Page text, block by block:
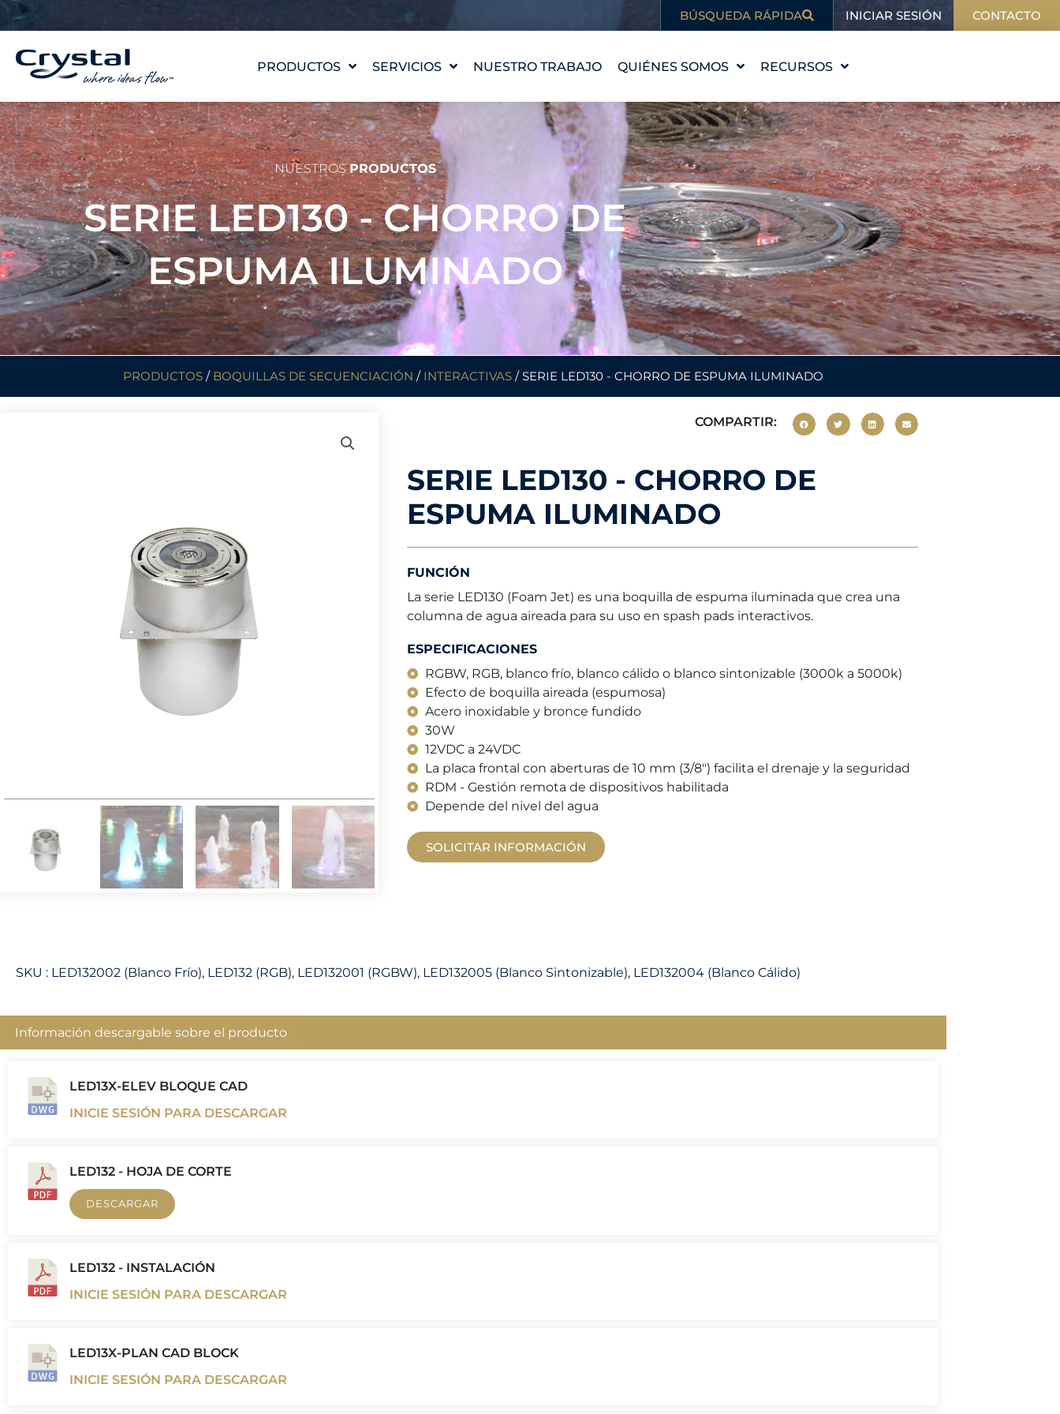
contenido
al
contenido
BÚSQUEDA RÁPIDA INICIAR SESIÓN CONTACTO
PRODUCTOS SERVICIOS
DISEÑO DE FUENTES
WATERLAB™
PRODUCTOS Y
ASISTENCIA TÉCNICA
NUESTRO TRABAJO QUIÉNES SOMOS
NUESTRA HISTORIA
NUESTROS VALORES
CONOCE AL EQUIPO
CARRERAS
PROFESIONALES
RECURSOS
EDUCACIÓN
BLOG
EN LAS NOTICIAS
NUESTROSPRODUCTOS
SERIE LED130 - CHORRO DE
ESPUMA ILUMINADO
PRODUCTOS / BOQUILLAS DE SECUENCIACIÓN / INTERACTIVAS / SERIE LED130 - CHORRO DE ESPUMA ILUMINADO
COMPARTIR:
SERIE LED130 - CHORRO DE
ESPUMA ILUMINADO
FUNCIÓN
La serie LED130 (Foam Jet) es una boquilla de espuma iluminada que crea una
columna de agua aireada para su uso en spash pads interactivos.
ESPECIFICACIONES
RGBW, RGB, blanco frío, blanco cálido o blanco sintonizable (3000k a 5000k)
Efecto de boquilla aireada (espumosa)
Acero inoxidable y bronce fundido
30W
12VDC a 24VDC
La placa frontal con aberturas de 10 mm (3/8") facilita el drenaje y la seguridad
RDM - Gestión remota de dispositivos habilitada
Depende del nivel del agua
SOLICITAR INFORMACIÓN
SKU : LED132002 (Blanco Frío), LED132 (RGB), LED132001 (RGBW), LED132005 (Blanco Sintonizable), LED132004 (Blanco Cálido)
Información descargable sobre el producto
LED13X-ELEV BLOQUE CAD
INICIE SESIÓN PARA DESCARGAR
LED132 - HOJA DE CORTE
DESCARGAR
LED132 - INSTALACIÓN
INICIE SESIÓN PARA DESCARGAR
LED13X-PLAN CAD BLOCK
INICIE SESIÓN PARA DESCARGAR